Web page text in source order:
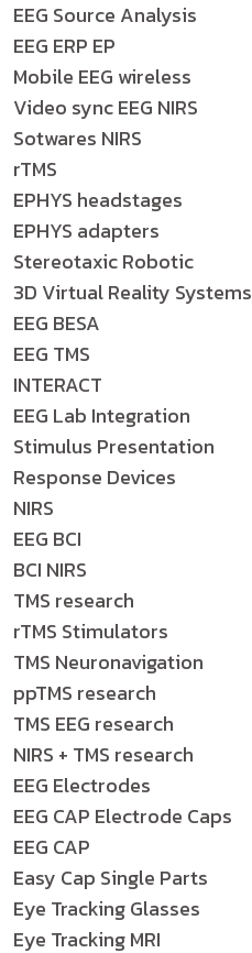
EEG Source Analysis
EEG ERP EP
Mobile EEG wireless
Video sync EEG NIRS
Sotwares NIRS
rTMS
EPHYS headstages
EPHYS adapters
Stereotaxic Robotic
3D Virtual Reality Systems
EEG BESA
EEG TMS
INTERACT
EEG Lab Integration
Stimulus Presentation
Response Devices
NIRS
EEG BCI
BCI NIRS
TMS research
rTMS Stimulators
TMS Neuronavigation
ppTMS research
TMS EEG research
NIRS + TMS research
EEG Electrodes
EEG CAP Electrode Caps
EEG CAP
Easy Cap Single Parts
Eye Tracking Glasses
Eye Tracking MRI